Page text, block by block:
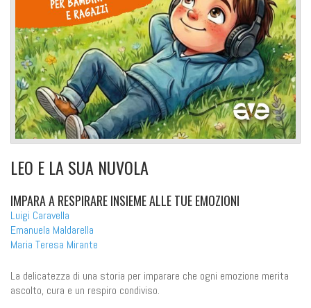
LEO E LA SUA NUVOLA
IMPARA A RESPIRARE INSIEME ALLE TUE EMOZIONI
Luigi Caravella
Emanuela Maldarella
Maria Teresa Mirante
La delicatezza di una storia per imparare che ogni emozione merita
ascolto, cura e un respiro condiviso.